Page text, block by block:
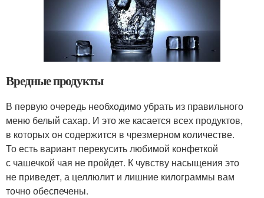
Вредные продукты
В первую очередь необходимо убрать из правильного
меню белый сахар. И это же касается всех продуктов,
в которых он содержится в чрезмерном количестве.
То есть вариант перекусить любимой конфеткой
с чашечкой чая не пройдет. К чувству насыщения это
не приведет, а целлюлит и лишние килограммы вам
точно обеспечены.